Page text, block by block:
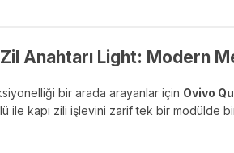
Anahtarı Light: Modern
bir arada arayanlar için Ovivo
ile kapı zili işlevini zarif tek bir modülde